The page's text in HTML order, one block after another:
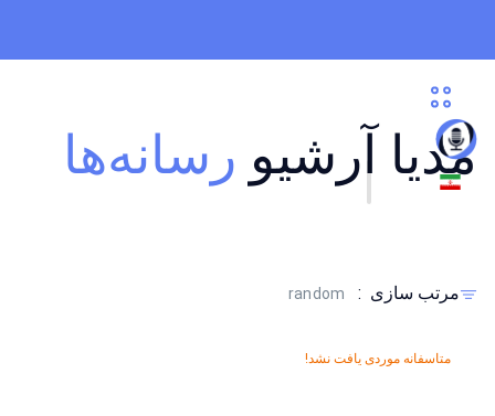
مدیا آرشیو رسانه‌ها
مرتب سازی :
random
متاسفانه موردی یافت نشد!